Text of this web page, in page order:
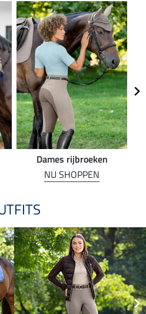
Dames rijbroeken
NU SHOPPEN